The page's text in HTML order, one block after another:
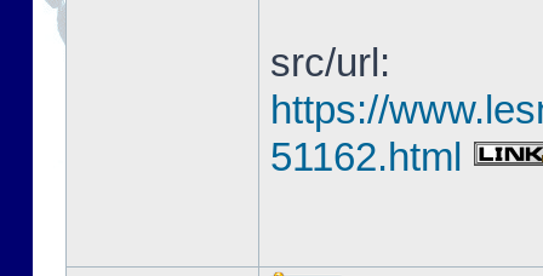
src/url:
https://
51162.html